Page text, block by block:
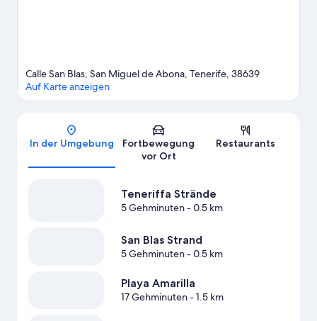
Karte
Calle San Blas, San Miguel de Abona, Tenerife, 38639
Auf Karte anzeigen
In der Umgebung
Fortbewegung
vor Ort
Restaurants
Teneriffa Strände
5 Gehminuten- 0.5 km
San Blas Strand
5 Gehminuten- 0.5 km
Playa Amarilla
17 Gehminuten- 1.5 km